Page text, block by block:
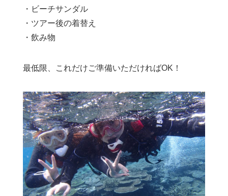
・ビーチサンダル
・ツアー後の着替え
・飲み物
最低限、これだけご準備いただければOK！